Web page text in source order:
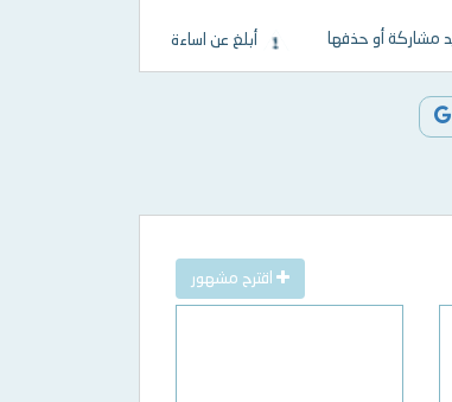
أبلغ عن اساءة مشاركة أو حذفها
اقترح مشهور